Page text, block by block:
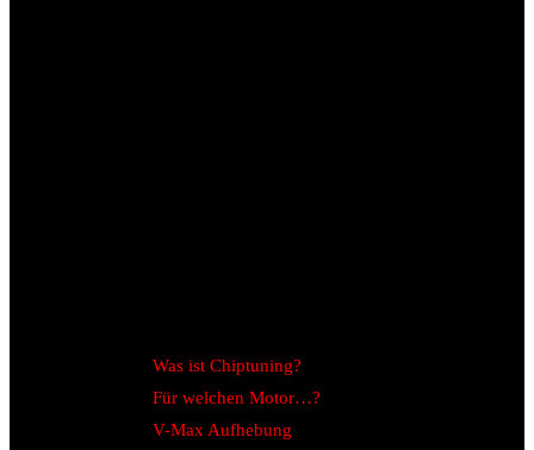
Was ist Chiptuning?
Für welchen Motor…?
V-Max Aufhebung